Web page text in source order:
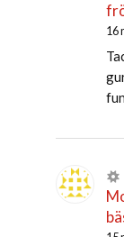
16